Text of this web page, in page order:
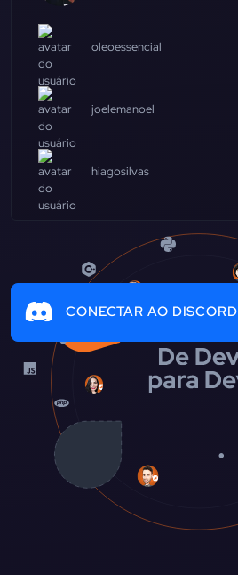
oleoessencial
joelemanoel
hiagosilvas
CONECTAR AO DISCORD